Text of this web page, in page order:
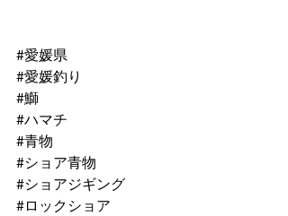
#愛媛県
#愛媛釣り
#鰤
#ハマチ
#青物
#ショア青物
#ショアジギング
#ロックショア